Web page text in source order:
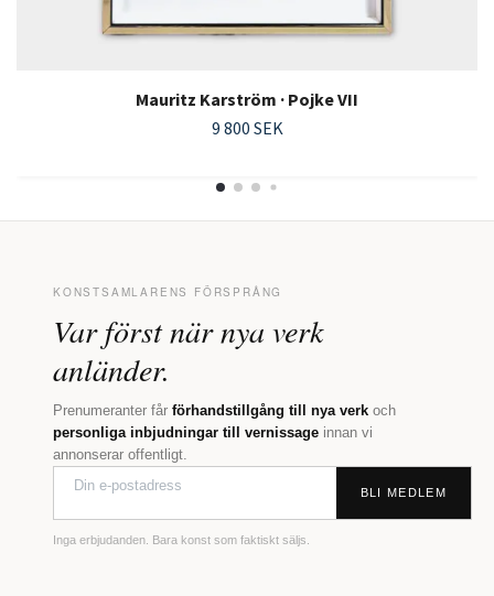
Mauritz Karström · Pojke VII
9 800 SEK
KONSTSAMLARENS FÖRSPRÅNG
Var först när nya verk
anländer.
Prenumeranter får förhandstillgång till nya verk och
personliga inbjudningar till vernissage innan vi
annonserar offentligt.
BLI MEDLEM
Inga erbjudanden. Bara konst som faktiskt säljs.